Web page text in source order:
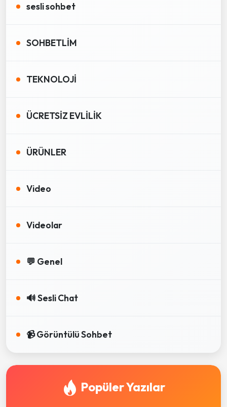
sesli sohbet
SOHBETLİM
TEKNOLOJİ
ÜCRETSİZ EVLİLİK
ÜRÜNLER
Video
Videolar
💬 Genel
🔊 Sesli Chat
📹 Görüntülü Sohbet
Popüler Yazılar